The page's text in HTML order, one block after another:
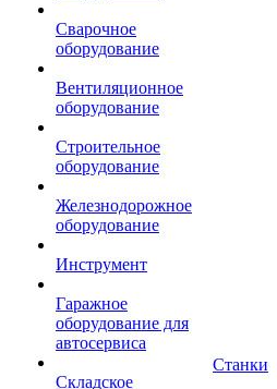
Сварочное
оборудование
Вентиляционное
оборудование
Строительное
оборудование
Железнодорожное
оборудование
Инструмент
Гаражное
оборудование для
автосервиса
Складское
Станки